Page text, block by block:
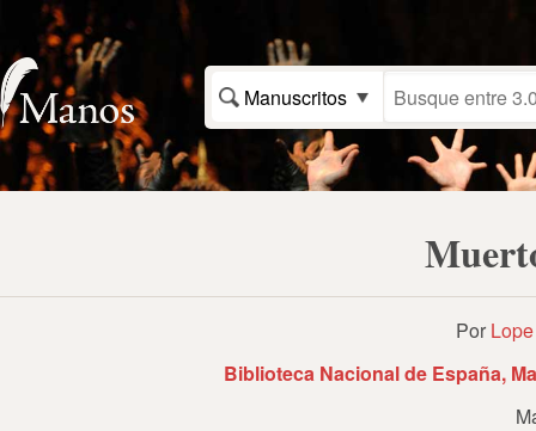
Manuscritos
Por
Biblioteca Nacional de España,